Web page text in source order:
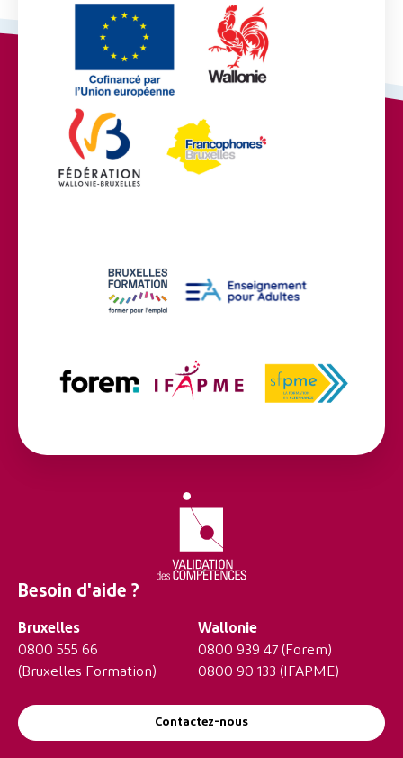
Besoin d'aide ?
Bruxelles
0800 555 66
(Bruxelles Formation)
Wallonie
0800 939 47 (Forem)
0800 90 133 (IFAPME)
Contactez-nous